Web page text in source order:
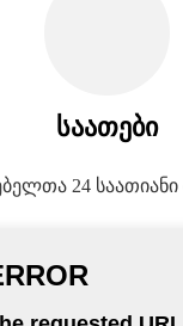
საათები
24 საათიანი